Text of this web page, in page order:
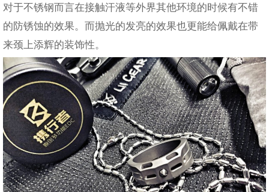
对于不锈钢而言在接触汗液等外界其他环境的时候有不错
的防锈蚀的效果。而抛光的发亮的效果也更能给佩戴在带
来颈上添辉的装饰性。